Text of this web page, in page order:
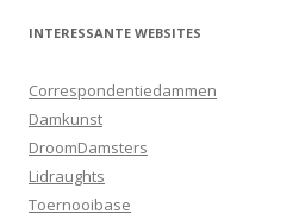
INTERESSANTE WEBSITES
Correspondentiedammen
Damkunst
DroomDamsters
Lidraughts
Toernooibase